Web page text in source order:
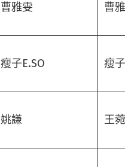
曹雅雯 曹
瘦子E.SO 瘦
姚謙 王